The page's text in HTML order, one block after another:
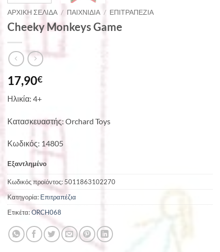
ΑΡΧΙΚΉ ΣΕΛΊΔΑ / ΠΑΙΧΝΊΔΙΑ / ΕΠΙΤΡΑΠΈΖΙΑ
Cheeky Monkeys Game
17,90€
Ηλικία: 4+
Κατασκευαστής: Orchard Toys
Κωδικός: 14805
Εξαντλημένο
Κωδικός προϊόντος: 5011863102270
Κατηγορία: Επιτραπέζια
Ετικέτα:ORCH068